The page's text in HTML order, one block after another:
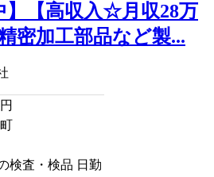
】【高収入☆月収28万
密加工部品など製...
円
検査・検品 日勤